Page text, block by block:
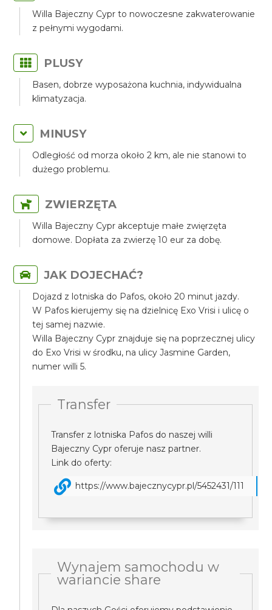
Willa Bajeczny Cypr to nowoczesne zakwaterowanie
z pełnymi wygodami.
PLUSY
Basen, dobrze wyposażona kuchnia, indywidualna
klimatyzacja.
MINUSY
Odległość od morza około 2 km, ale nie stanowi to
dużego problemu.
ZWIERZĘTA
Willa Bajeczny Cypr akceptuje małe zwięrzęta
domowe. Dopłata za zwierzę 10 eur za dobę.
JAK DOJECHAĆ?
Dojazd z lotniska do Pafos, około 20 minut jazdy.
W Pafos kierujemy się na dzielnicę Exo Vrisi i ulicę o
tej samej nazwie.
Willa Bajeczny Cypr znajduje się na poprzecznej ulicy
do Exo Vrisi w środku, na ulicy Jasmine Garden,
numer willi 5.
Transfer
Transfer z lotniska Pafos do naszej willi
Bajeczny Cypr oferuje nasz partner.
Link do oferty:
https://www.bajecznycypr.pl/5452431/111
Wynajem samochodu w
wariancie share